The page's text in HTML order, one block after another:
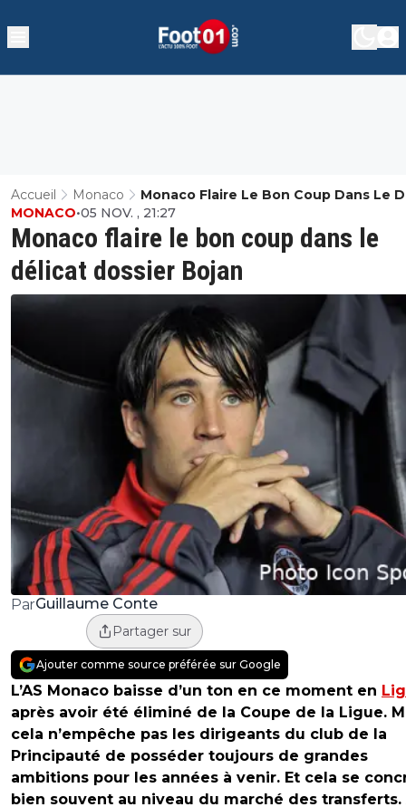
Accueil Monaco
Monaco Flaire Le Bon Coup Dans Le
Dossier Bojan
Monaco flaire le bon coup dans le
délicat dossier Bojan
MONACO•05 NOV. , 21:27
ParGuillaume Conte
Partager sur
Ajouter comme source préférée sur Google
L’AS Monaco baisse d’un ton en ce moment en
après avoir été éliminé de la Coupe de la Ligue.
cela n’empêche pas les dirigeants du club de la
Principauté de posséder toujours de grandes
ambitions pour les années à venir. Et cela se
bien souvent au niveau du marché des transferts.